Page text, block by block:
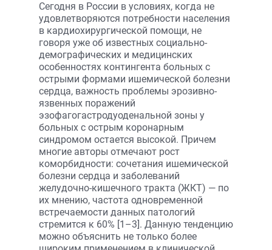
Сегодня в России в условиях, когда не
удовлетворяются потребности населения
в кардиохирургической помощи, не
говоря уже об известных социально-
демографических и медицинских
особенностях контингента больных с
острыми формами ишемической болезни
сердца, важность проблемы эрозивно-
язвенных поражений
эзофагогастродуоденальной зоны у
больных с острым коронарным
синдромом остается высокой. Причем
многие авторы отмечают рост
коморбидности: сочетания ишемической
болезни сердца и заболеваний
желудочно-кишечного тракта (ЖКТ) — по
их мнению, частота одновременной
встречаемости данных патологий
стремится к 60% [1–3]. Данную тенденцию
можно объяснить не только более